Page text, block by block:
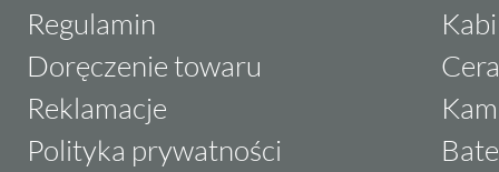
Regulamin
Doręczenie towaru
Reklamacje
Polityka prywatności